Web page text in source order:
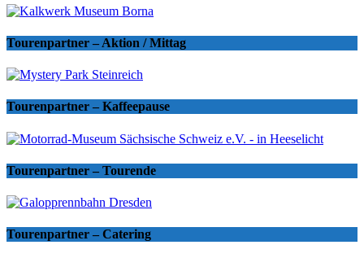
Tourenpartner – Aktion / Mittag
Tourenpartner – Kaffeepause
Tourenpartner – Tourende
Tourenpartner – Catering